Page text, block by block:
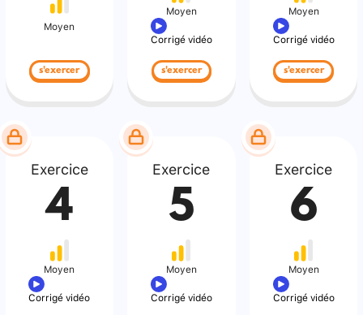
Moyen
s'exercer
Moyen
Corrigé vidéo
s'exercer
Moyen
Corrigé vidéo
s'exercer
Exercice
4
Moyen
Corrigé vidéo
Exercice
5
Moyen
Corrigé vidéo
Exercice
6
Moyen
Corrigé vidéo